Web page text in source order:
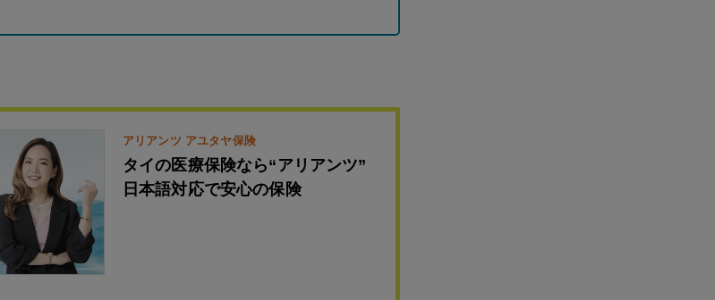
アリアンツ アユタヤ保険
タイの医療保険なら“アリアンツ”
日本語対応で安心の保険